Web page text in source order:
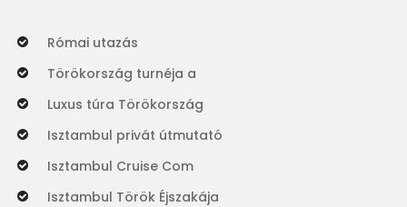
Római utazás
Törökország turnéja a
Luxus túra Törökország
Isztambul privát útmutató
Isztambul Cruise Com
Isztambul Török Éjszakája